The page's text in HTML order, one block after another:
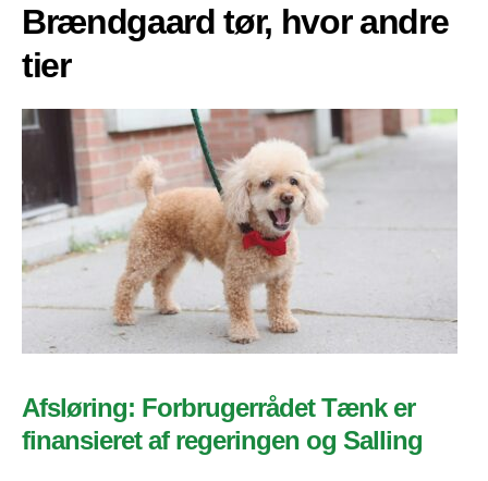
Brændgaard tør, hvor andre
tier
Afsløring: Forbrugerrådet Tænk er
finansieret af regeringen og Salling